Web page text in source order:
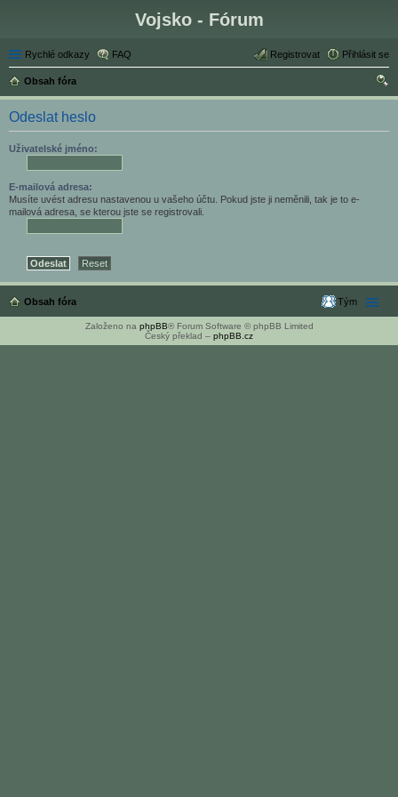
Vojsko - Fórum
Rychlé odkazy FAQ Přihlásit se
Registrovat
Obsah fóra
led
Odeslat heslo
Uživatelské jméno:
E-mailová adresa:
Musíte uvést adresu nastavenou u vašeho účtu. Pokud jste ji neměnili, tak je to e-
mailová adresa, se kterou jste se registrovali.
Obsah fóra Tým
Založeno na phpBB® Forum Software © phpBB Limited
Český překlad – phpBB.cz